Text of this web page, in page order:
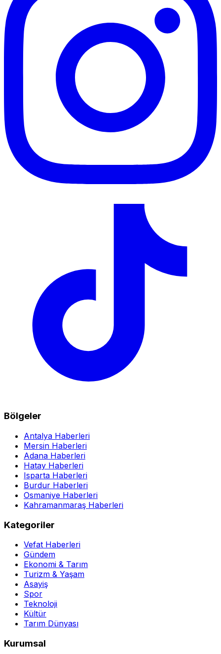
Bölgeler
Antalya Haberleri
Mersin Haberleri
Adana Haberleri
Hatay Haberleri
Isparta Haberleri
Burdur Haberleri
Osmaniye Haberleri
Kahramanmaraş Haberleri
Kategoriler
Vefat Haberleri
Gündem
Ekonomi & Tarım
Turizm & Yaşam
Asayiş
Spor
Teknoloji
Kültür
Tarım Dünyası
Kurumsal